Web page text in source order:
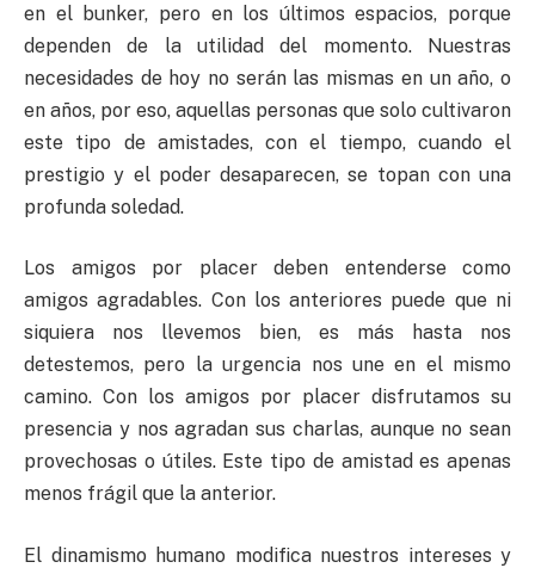
en el bunker, pero en los últimos espacios, porque
dependen de la utilidad del momento. Nuestras
necesidades de hoy no serán las mismas en un año, o
en años, por eso, aquellas personas que solo cultivaron
este tipo de amistades, con el tiempo, cuando el
prestigio y el poder desaparecen, se topan con una
profunda soledad.
Los amigos por placer deben entenderse como
amigos agradables. Con los anteriores puede que ni
siquiera nos llevemos bien, es más hasta nos
detestemos, pero la urgencia nos une en el mismo
camino. Con los amigos por placer disfrutamos su
presencia y nos agradan sus charlas, aunque no sean
provechosas o útiles. Este tipo de amistad es apenas
menos frágil que la anterior.
El dinamismo humano modifica nuestros intereses y